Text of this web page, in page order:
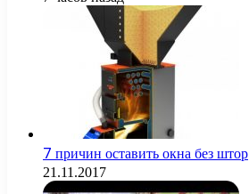
7 причин оставить окна без штор
21.11.2017